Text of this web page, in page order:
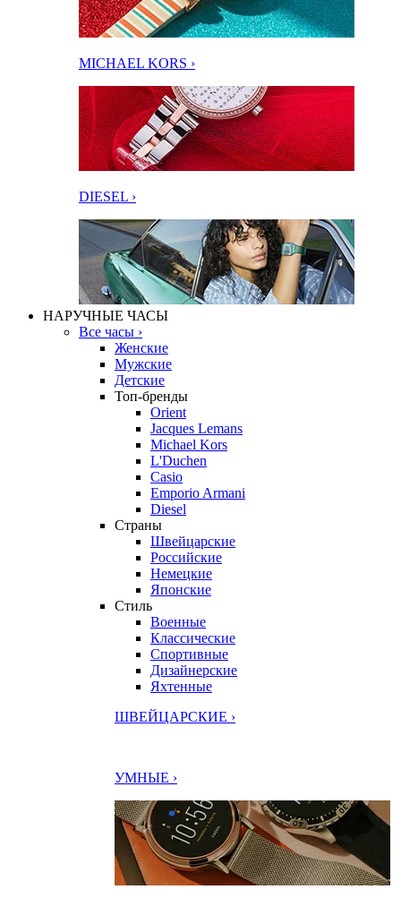
MICHAEL KORS ›
DIESEL ›
НАРУЧНЫЕ ЧАСЫ
Все часы ›
Женские
Мужские
Детские
Топ-бренды
Orient
Jacques Lemans
Michael Kors
L'Duchen
Casio
Emporio Armani
Diesel
Страны
Швейцарские
Российские
Немецкие
Японские
Стиль
Военные
Классические
Спортивные
Дизайнерские
Яхтенные
ШВЕЙЦАРСКИЕ ›
УМНЫЕ ›